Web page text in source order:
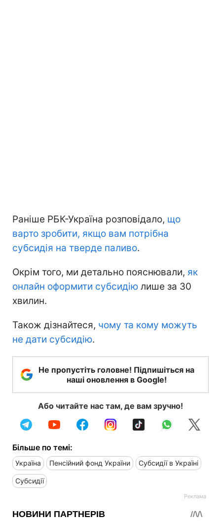
Раніше РБК-Україна розповідало, що
варто зробити, якщо вам потрібна
субсидія на тверде паливо.
Окрім того, ми детально пояснювали, як
онлайн оформити субсидію лише за 30
хвилин.
Також дізнайтеся, чому та кому можуть
не дати субсидію.
Не пропустіть головне! Підпишіться на
наші оновлення в Google!
Або читайте нас там, де вам зручно!
Більше по темі:
Україна Пенсійний фонд України Субсидії в Україні
Субсидії